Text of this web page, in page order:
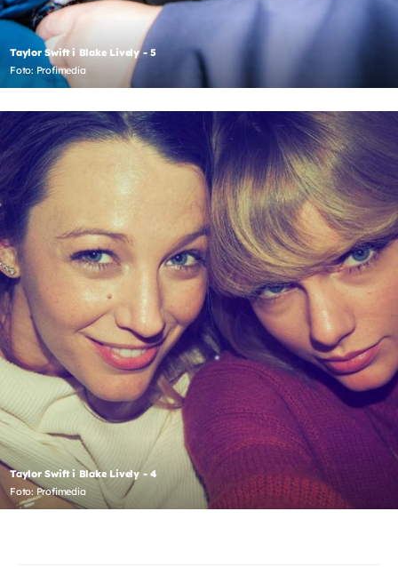
Taylor Swift i Blake Lively - 5
Foto: Profimedia
Taylor Swift i Blake Lively - 4
Foto: Profimedia